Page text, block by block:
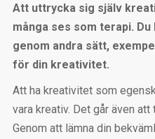
Att uttrycka sig själv
många ses som terapi.
genom andra sätt,
för din kreativitet.
Att ha kreativitet som
vara kreativ. Det går även
Genom att lämna din